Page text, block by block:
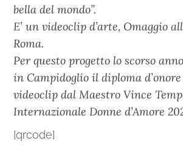
bella del mondo”.
E’ un videoclip d’arte, Omaggio
Roma.
Per questo progetto lo scorso
in Campidoglio il diploma d’onore
videoclip dal Maestro Vince
Internazionale Donne d’Amore
[qrcode]